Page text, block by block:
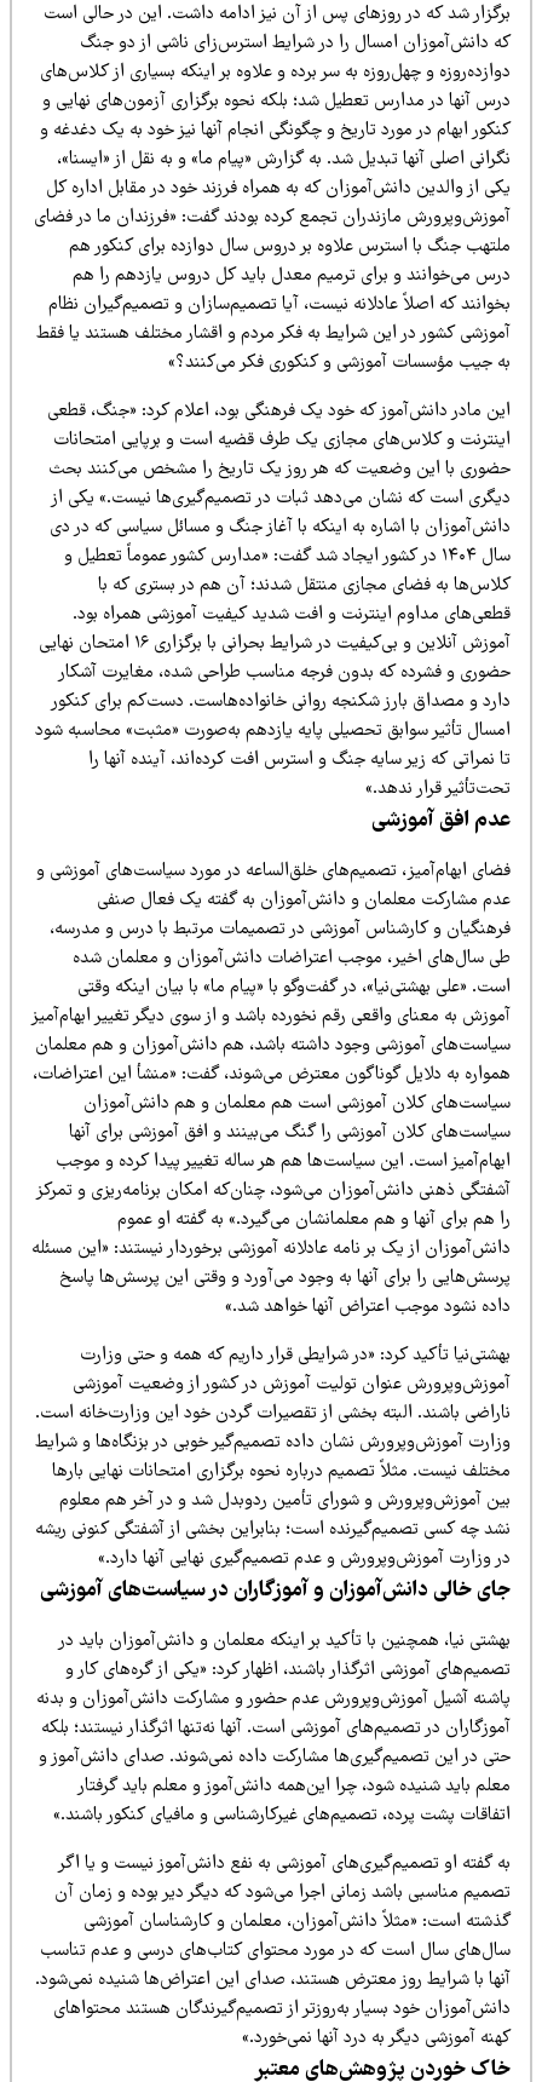
شد که در روزهای پس از آن نیز ادامه داشت. این در حالی است
دانش‌آموزان امسال را در شرایط استرس‌زای ناشی از دو جنگ
و چهل‌روزه به سر برده و علاوه بر اینکه بسیاری از کلاس‌های
آنها در مدارس تعطیل شد؛ بلکه نحوه برگزاری آزمون‌های نهایی و
ابهام در مورد تاریخ و چگونگی انجام آنها نیز خود به یک دغدغه و
اصلی آنها تبدیل شد. به گزارش «پیام ما» و به نقل از «ایسنا»،
از والدین دانش‌آموزان که به همراه فرزند خود در مقابل اداره کل
مازندران تجمع کرده بودند گفت: «فرزندان ما در فضای
جنگ با استرس علاوه بر دروس سال دوازده برای کنکور هم
می‌خوانند و برای ترمیم معدل باید کل دروس یازدهم را هم
که اصلاً عادلانه نیست، آیا تصمیم‌سازان و تصمیم‌گیران نظام
کشور در این شرایط به فکر مردم و اقشار مختلف هستند یا فقط
جیب مؤسسات آموزشی و کنکوری فکر می‌کنند؟»
مادر دانش‌آموز که خود یک فرهنگی بود، اعلام کرد: «جنگ، قطعی
و کلاس‌های مجازی یک طرف قضیه است و برپایی امتحانات
با این وضعیت که هر روز یک تاریخ را مشخص می‌کنند بحث
است که نشان می‌دهد ثبات در تصمیم‌گیری‌ها نیست.» یکی از
با اشاره به اینکه با آغاز جنگ و مسائل سیاسی که در دی
سال ۱۴۰۴ در کشور ایجاد شد گفت: «مدارس کشور عموماً تعطیل و
به فضای مجازی منتقل شدند؛ آن هم در بستری که با
مداوم اینترنت و افت شدید کیفیت آموزشی همراه بود.
آموزش آنلاین و بی‌کیفیت در شرایط بحرانی با برگزاری ۱۶ امتحان نهایی
و فشرده که بدون فرجه مناسب طراحی شده، مغایرت آشکار
و مصداق بارز شکنجه روانی خانواده‌هاست. دست‌کم برای کنکور
تأثیر سوابق تحصیلی پایه یازدهم به‌صورت «مثبت» محاسبه شود
نمراتی که زیر سایه جنگ و استرس افت کرده‌اند، آینده آنها را
قرار ندهد.»
افق آموزشی
ابهام‌آمیز، تصمیم‌های خلق‌الساعه در مورد سیاست‌های آموزشی و
مشارکت معلمان و دانش‌آموزان به گفته یک فعال صنفی
و کارشناس آموزشی در تصمیمات مرتبط با درس و مدرسه،
سال‌های اخیر، موجب اعتراضات دانش‌آموزان و معلمان شده
«علی بهشتی‌نیا»، در گفت‌وگو با «پیام ما» با بیان اینکه وقتی
به معنای واقعی رقم نخورده باشد و از سوی دیگر تغییر ابهام‌آمیز
آموزشی وجود داشته باشد، هم دانش‌آموزان و هم معلمان
به دلایل گوناگون معترض می‌شوند، گفت: «منشأ این اعتراضات،
کلان آموزشی است هم معلمان و هم دانش‌آموزان
کلان آموزشی را گنگ می‌بینند و افق آموزشی برای آنها
است. این سیاست‌ها هم هر ساله تغییر پیدا کرده و موجب
ذهنی دانش‌آموزان می‌شود، چنان‌که امکان برنامه‌ریزی و تمرکز
هم برای آنها و هم معلمانشان می‌گیرد.» به گفته او عموم
از یک بر نامه عادلانه آموزشی برخوردار نیستند: «این مسئله
را برای آنها به وجود می‌آورد و وقتی این پرسش‌ها پاسخ
نشود موجب اعتراض آنها خواهد شد.»
تأکید کرد: «در شرایطی قرار داریم که همه و حتی وزارت
عنوان تولیت آموزش در کشور از وضعیت آموزشی
باشند. البته بخشی از تقصیرات گردن خود این وزارت‌خانه است.
آموزش‌وپرورش نشان داده تصمیم‌گیر خوبی در بزنگاه‌ها و شرایط
نیست. مثلاً تصمیم درباره نحوه برگزاری امتحانات نهایی بارها
آموزش‌وپرورش و شورای تأمین ردوبدل شد و در آخر هم معلوم
چه کسی تصمیم‌گیرنده است؛ بنابراین بخشی از آشفتگی کنونی ریشه
وزارت آموزش‌وپرورش و عدم تصمیم‌گیری نهایی آنها دارد.»
خالی دانش‌آموزان و آموزگاران در سیاست‌های آموزشی
نیا، همچنین با تأکید بر اینکه معلمان و دانش‌آموزان باید در
آموزشی اثرگذار باشند، اظهار کرد: «یکی از گره‌های کار و
آشیل آموزش‌وپرورش عدم حضور و مشارکت دانش‌آموزان و بدنه
در تصمیم‌های آموزشی است. آنها نه‌تنها اثرگذار نیستند؛ بلکه
در این تصمیم‌گیری‌ها مشارکت داده نمی‌شوند. صدای دانش‌آموز و
باید شنیده شود، چرا این‌همه دانش‌آموز و معلم باید گرفتار
پشت پرده، تصمیم‌های غیرکارشناسی و مافیای کنکور باشند.»
گفته او تصمیم‌گیری‌های آموزشی به نفع دانش‌آموز نیست و یا اگر
مناسبی باشد زمانی اجرا می‌شود که دیگر دیر بوده و زمان آن
است: «مثلاً دانش‌آموزان، معلمان و کارشناسان آموزشی
سال است که در مورد محتوای کتاب‌های درسی و عدم تناسب
با شرایط روز معترض هستند، صدای این اعتراض‌ها شنیده نمی‌شود.
خود بسیار به‌روزتر از تصمیم‌گیرندگان هستند محتواهای
آموزشی دیگر به درد آنها نمی‌خورد.»
خوردن پژوهش‌های معتبر